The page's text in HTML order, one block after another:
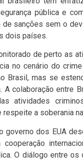
pública e
de sanções sem o
dois países.
de perto as
no cenário do
Brasil, mas se
A colaboração entre
atividades
respeite a soberania
governo dos EUA
cooperação
O diálogo entre